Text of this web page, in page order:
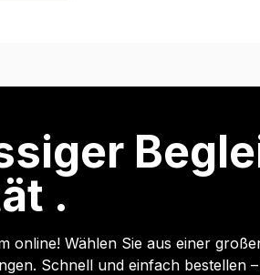
.
online! Wählen Sie aus einer
Schnell und einfach bestellen